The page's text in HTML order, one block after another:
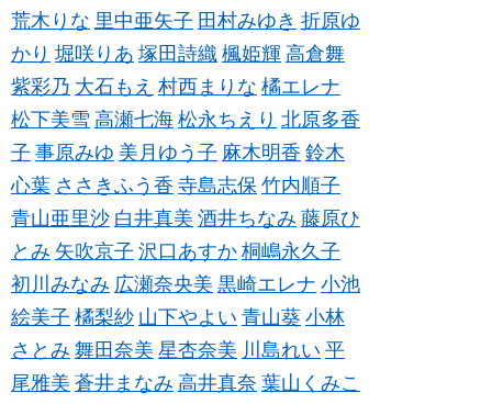
荒木りな 里中亜矢子 田村みゆき 折原ゆ
かり 堀咲りあ 塚田詩織 楓姫輝 高倉舞
紫彩乃 大石もえ 村西まりな 橘エレナ
松下美雪 高瀬七海 松永ちえり 北原多香
子 事原みゆ 美月ゆう子 麻木明香 鈴木
心葉 ささきふう香 寺島志保 竹内順子
青山亜里沙 白井真美 酒井ちなみ 藤原ひ
とみ 矢吹京子 沢口あすか 桐嶋永久子
初川みなみ 広瀬奈央美 黒崎エレナ 小池
絵美子 橘梨紗 山下やよい 青山葵 小林
さとみ 舞田奈美 星杏奈美 川島れい 平
尾雅美 蒼井まなみ 高井真奈 葉山くみこ